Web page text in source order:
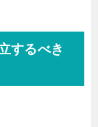
するべき